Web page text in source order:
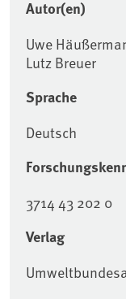
Autor(en)
Uwe
Lutz Breuer
Sprache
Deutsch
3714 43 202 0
Verlag